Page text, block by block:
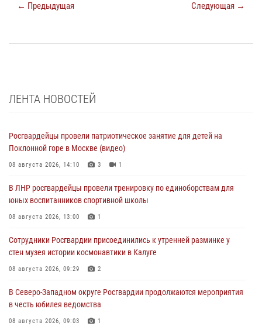
← Предыдущая Следующая →
ЛЕНТА НОВОСТЕЙ
Росгвардейцы провели патриотическое занятие для детей на
Поклонной горе в Москве (видео)
08 августа 2026, 14:10 3 1
В ЛНР росгвардейцы провели тренировку по единоборствам для
юных воспитанников спортивной школы
08 августа 2026, 13:00 1
Сотрудники Росгвардии присоединились к утренней разминке у
стен музея истории космонавтики в Калуге
08 августа 2026, 09:29 2
В Северо-Западном округе Росгвардии продолжаются мероприятия
в честь юбилея ведомства
08 августа 2026, 09:03 1